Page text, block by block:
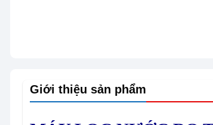
Giới thiệu sản phẩm